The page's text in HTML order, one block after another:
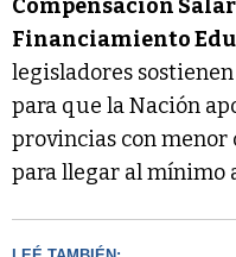
Compensación
Financiamiento
legisladores
para que la Nación
provincias con menor
para llegar al mínimo